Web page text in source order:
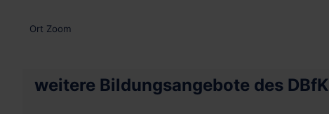
Ort Zoom
weitere Bildungsangebote des DBfK